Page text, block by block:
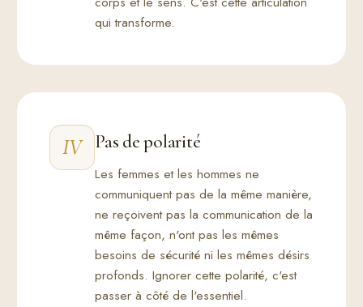
qui transforme.
IV Pas de polarité
Les femmes et les hommes ne
communiquent pas de la même manière,
ne reçoivent pas la communication de la
même façon, n'ont pas les mêmes
besoins de sécurité ni les mêmes désirs
profonds. Ignorer cette polarité, c'est
passer à côté de l'essentiel.